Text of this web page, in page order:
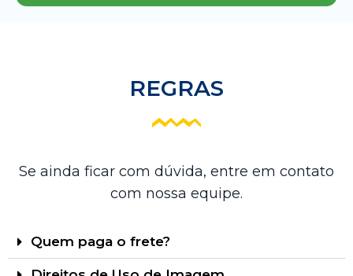
REGRAS
Se ainda ficar com dúvida, entre em contato
com nossa equipe.
Quem paga o frete?